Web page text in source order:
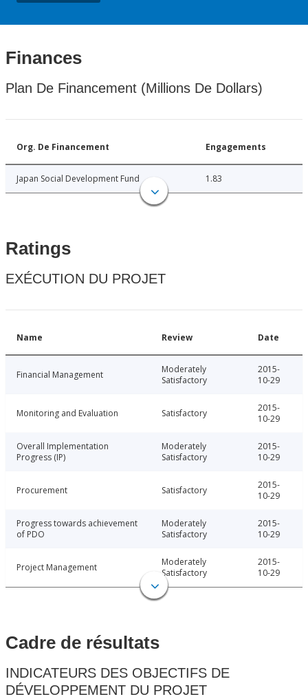
Finances
Plan De Financement (Millions De Dollars)
Org. De Financement Engagements
Japan Social Development Fund 1.83
Ratings
EXÉCUTION DU PROJET
Name Review Date
Financial Management
Moderately
Satisfactory
2015-
10-29
Monitoring and Evaluation Satisfactory
2015-
10-29
Overall Implementation
Progress (IP)
Moderately
Satisfactory
2015-
10-29
Procurement Satisfactory
2015-
10-29
Progress towards achievement
of PDO
Moderately
Satisfactory
2015-
10-29
Project Management
Moderately
Satisfactory
2015-
10-29
Cadre de résultats
INDICATEURS DES OBJECTIFS DE
DÉVELOPPEMENT DU PROJET